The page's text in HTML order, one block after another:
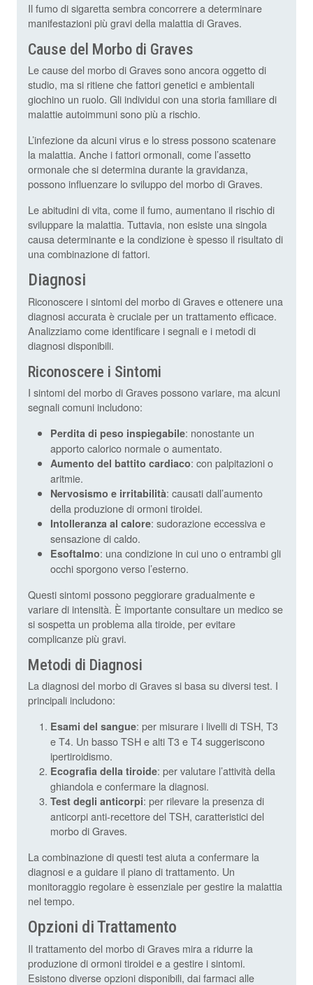
Il fumo di sigaretta sembra concorrere a determinare
manifestazioni più gravi della malattia di Graves.
Cause del Morbo di Graves
Le cause del morbo di Graves sono ancora oggetto di
studio, ma si ritiene che fattori genetici e ambientali
giochino un ruolo. Gli individui con una storia familiare di
malattie autoimmuni sono più a rischio.
L’infezione da alcuni virus e lo stress possono scatenare
la malattia. Anche i fattori ormonali, come l’assetto
ormonale che si determina durante la gravidanza,
possono influenzare lo sviluppo del morbo di Graves.
Le abitudini di vita, come il fumo, aumentano il rischio di
sviluppare la malattia. Tuttavia, non esiste una singola
causa determinante e la condizione è spesso il risultato di
una combinazione di fattori.
Diagnosi
Riconoscere i sintomi del morbo di Graves e ottenere una
diagnosi accurata è cruciale per un trattamento efficace.
Analizziamo come identificare i segnali e i metodi di
diagnosi disponibili.
Riconoscere i Sintomi
I sintomi del morbo di Graves possono variare, ma alcuni
segnali comuni includono:
Perdita di peso inspiegabile: nonostante un
apporto calorico normale o aumentato.
Aumento del battito cardiaco: con palpitazioni o
aritmie.
Nervosismo e irritabilità: causati dall’aumento
della produzione di ormoni tiroidei.
Intolleranza al calore: sudorazione eccessiva e
sensazione di caldo.
Esoftalmo: una condizione in cui uno o entrambi gli
occhi sporgono verso l’esterno.
Questi sintomi possono peggiorare gradualmente e
variare di intensità. È importante consultare un medico se
si sospetta un problema alla tiroide, per evitare
complicanze più gravi.
Metodi di Diagnosi
La diagnosi del morbo di Graves si basa su diversi test. I
principali includono:
Esami del sangue: per misurare i livelli di TSH, T3
e T4. Un basso TSH e alti T3 e T4 suggeriscono
ipertiroidismo.
Ecografia della tiroide: per valutare l’attività della
ghiandola e confermare la diagnosi.
Test degli anticorpi: per rilevare la presenza di
anticorpi anti-recettore del TSH, caratteristici del
morbo di Graves.
La combinazione di questi test aiuta a confermare la
diagnosi e a guidare il piano di trattamento. Un
monitoraggio regolare è essenziale per gestire la malattia
nel tempo.
Opzioni di Trattamento
Il trattamento del morbo di Graves mira a ridurre la
produzione di ormoni tiroidei e a gestire i sintomi.
Esistono diverse opzioni disponibili, dai farmaci alle